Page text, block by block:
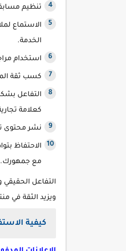
تنظيم
الاستماع
الخدمة.
استخدام
كسب ثقة
التفاعل
كعلامة
نشر محتوى
الاحتفاظ
مع جمهورك.
التفاعل
ويزيد الثقة في
كيفية